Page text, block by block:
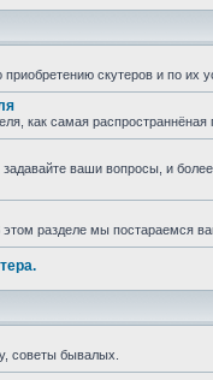
скутеров и по их
как самая
ваши вопросы, и
этом разделе мы постараемся
советы бывалых.